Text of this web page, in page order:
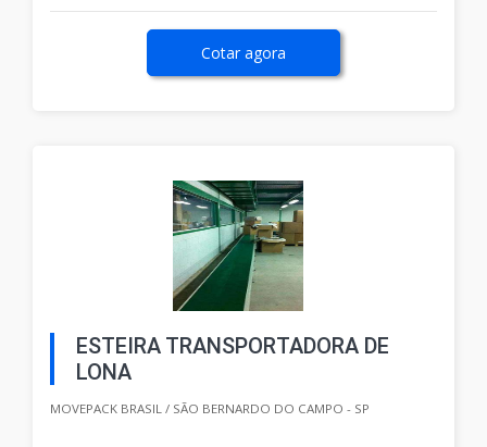
Cotar agora
ESTEIRA TRANSPORTADORA DE
LONA
MOVEPACK BRASIL / SÃO BERNARDO DO CAMPO - SP